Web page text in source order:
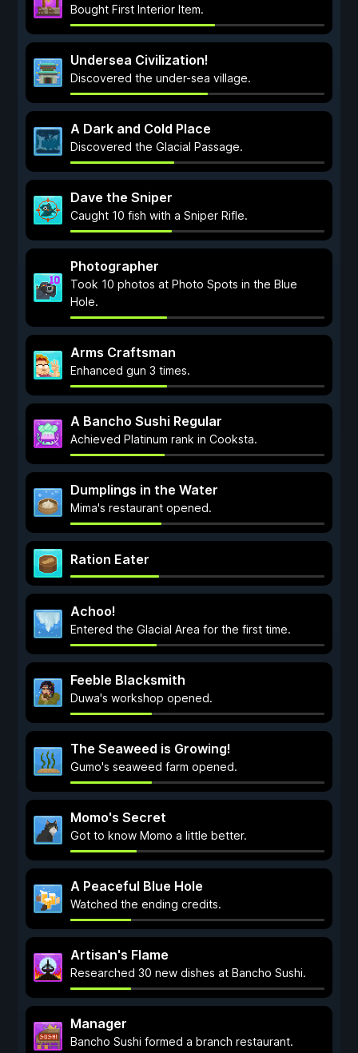
Bought First Interior Item.
Undersea Civilization!
Discovered the under-sea village.
A Dark and Cold Place
Discovered the Glacial Passage.
Dave the Sniper
Caught 10 fish with a Sniper Rifle.
Photographer
Took 10 photos at Photo Spots in the Blue
Hole.
Arms Craftsman
Enhanced gun 3 times.
A Bancho Sushi Regular
Achieved Platinum rank in Cooksta.
Dumplings in the Water
Mima's restaurant opened.
Ration Eater
Achoo!
Entered the Glacial Area for the first time.
Feeble Blacksmith
Duwa's workshop opened.
The Seaweed is Growing!
Gumo's seaweed farm opened.
Momo's Secret
Got to know Momo a little better.
A Peaceful Blue Hole
Watched the ending credits.
Artisan's Flame
Researched 30 new dishes at Bancho Sushi.
Manager
Bancho Sushi formed a branch restaurant.